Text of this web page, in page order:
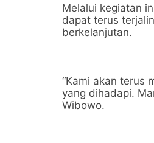
Melalui kegiatan
dapat terus
berkelanjutan.
“Kami akan terus
yang dihadapi.
Wibowo.